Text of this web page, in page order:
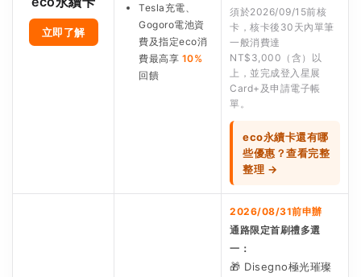
立即了解
Tesla充電、
Gogoro電池資
費及指定eco消
費最高享 10%
回饋
須於2026/09/15前核
卡，核卡後30天內單筆
一般消費達
NT$3,000（含）以
上，並完成登入星展
Card+及申請電子帳
單。
eco永續卡還有哪
些優惠？查看完整
整理 →
2026/08/31前申辦
通路限定首刷禮多選
一：
🎁 Disegno極光璀璨